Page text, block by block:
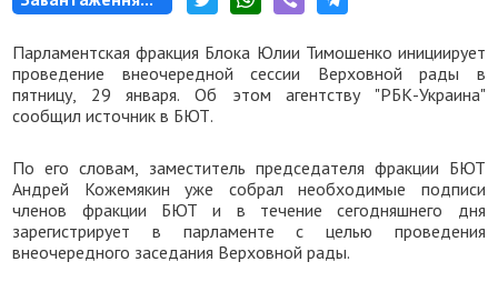
Парламентская фракция Блока Юлии Тимошенко инициирует
проведение внеочередной сессии Верховной рады в
пятницу, 29 января. Об этом агентству "РБК-Украина"
сообщил источник в БЮТ.
По его словам, заместитель председателя фракции БЮТ
Андрей Кожемякин уже собрал необходимые подписи
членов фракции БЮТ и в течение сегодняшнего дня
зарегистрирует в парламенте с целью проведения
внеочередного заседания Верховной рады.